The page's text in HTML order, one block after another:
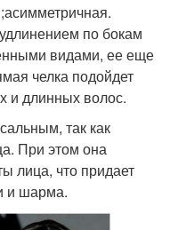
по бокам
видами, ее еще
челка подойдет
и длинных волос.
так как
При этом она
лица, что придает
и шарма.